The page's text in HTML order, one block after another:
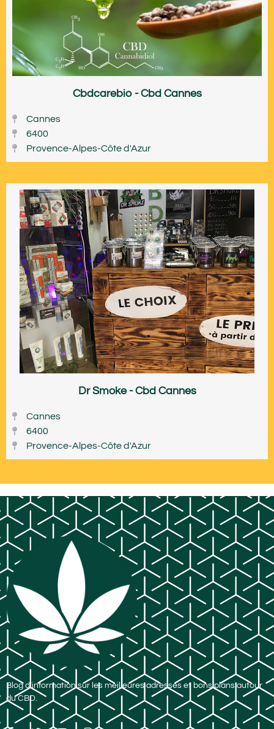
Cbdcarebio - Cbd Cannes
Cannes
6400
Provence-Alpes-Côte d'Azur
Dr Smoke - Cbd Cannes
Cannes
6400
Provence-Alpes-Côte d'Azur
Blog d’information sur les meilleures adresses et bons plans autour
du CBD.